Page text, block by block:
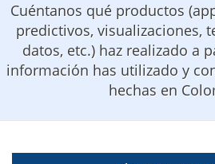
Cuéntanos qué productos
predictivos, visualizaciones,
datos, etc.) haz realizado a
información has utilizado y
hechas en